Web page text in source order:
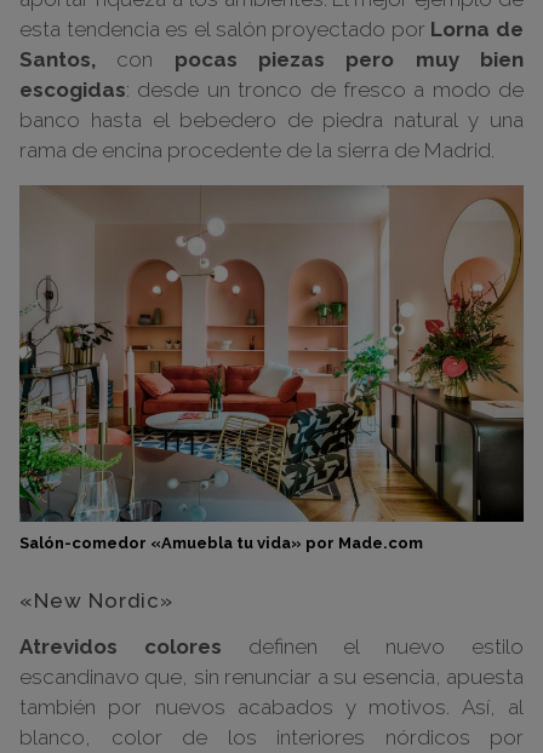
esta tendencia es el salón proyectado por Lorna de
Santos, con pocas piezas pero muy bien
escogidas: desde un tronco de fresco a modo de
banco hasta el bebedero de piedra natural y una
rama de encina procedente de la sierra de Madrid.
Salón-comedor «Amuebla tu vida» por Made.com
«New Nordic»
Atrevidos colores definen el nuevo estilo
escandinavo que, sin renunciar a su esencia, apuesta
también por nuevos acabados y motivos. Así, al
blanco, color de los interiores nórdicos por